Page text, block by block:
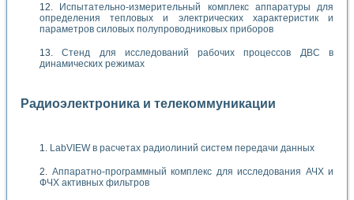
Испытательно-измерительный комплекс аппаратуры для
определения тепловых и электрических характеристик и
параметров силовых полупроводниковых приборов
Стенд для исследований рабочих процессов ДВС в
динамических режимах
Радиоэлектроника и телекоммуникации
LabVIEW в расчетах радиолиний систем передачи данных
Аппаратно-программный комплекс для исследования АЧХ и
ФЧХ активных фильтров